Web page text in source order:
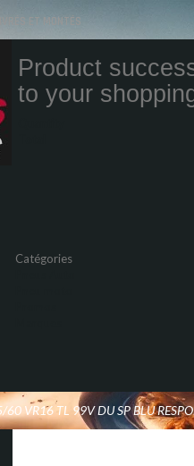
ET MONTÉS
Product
to your
Catégories
60 VR16 TL 99V DU SP BLU